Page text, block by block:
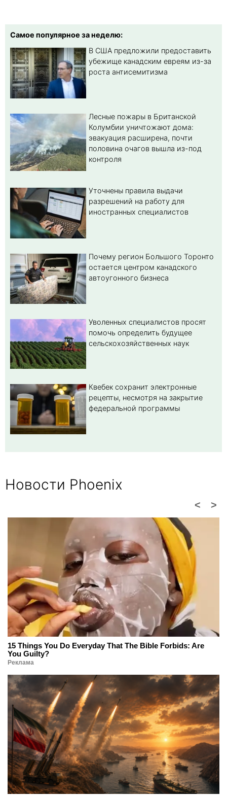
Самое популярное за неделю:
В США предложили предоставить
убежище канадским евреям из-за
роста антисемитизма
Лесные пожары в Британской
Колумбии уничтожают дома:
эвакуация расширена, почти
половина очагов вышла из-под
контроля
Уточнены правила выдачи
разрешений на работу для
иностранных специалистов
Почему регион Большого Торонто
остается центром канадского
автоугонного бизнеса
Уволенных специалистов просят
помочь определить будущее
сельскохозяйственных наук
Квебек сохранит электронные
рецепты, несмотря на закрытие
федеральной программы
Новости Phoenix
>
<
15 Things You Do Everyday That The Bible Forbids: Are
You Guilty?
Реклама